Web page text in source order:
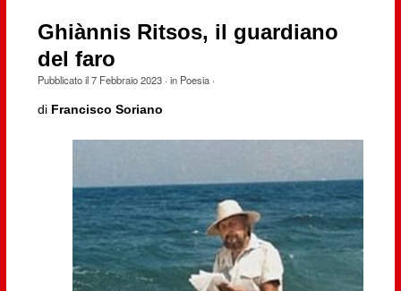
Ghiànnis Ritsos, il guardiano
del faro
Pubblicato il7 Febbraio 2023· in Poesia·
di Francisco Soriano